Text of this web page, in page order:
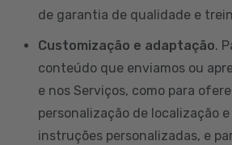
de garantia de qualidade e
Customização e adaptação.
conteúdo que enviamos ou
e nos Serviços, como para
personalização de localização
instruções personalizadas, e